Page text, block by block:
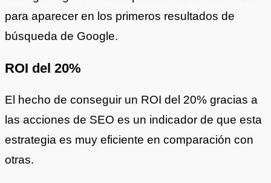
para aparecer en los primeros resultados de
búsqueda de Google.
ROI del 20%
El hecho de conseguir un ROI del 20% gracias a
las acciones de SEO es un indicador de que esta
estrategia es muy eficiente en comparación con
otras.